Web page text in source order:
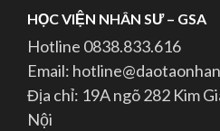
HỌC VIỆN NHÂN SƯ – GSA
Hotline 0838.833.616
Email:
Địa chỉ: 19A ngõ 282 Kim
Nội